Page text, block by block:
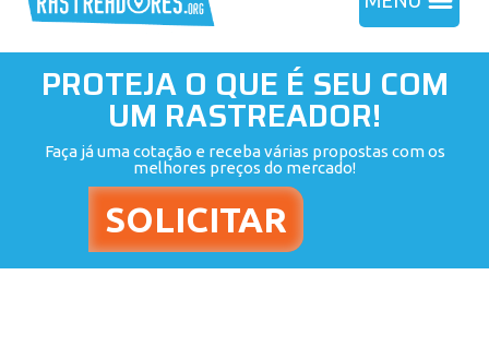
PROTEJA O QUE É SEU COM
UM RASTREADOR!
Faça já uma cotação e receba várias propostas com os
melhores preços do mercado!